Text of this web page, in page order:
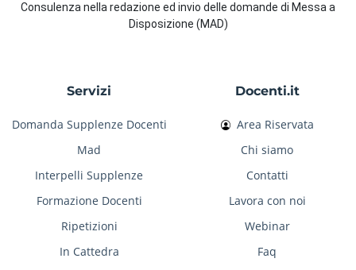
Consulenza nella redazione ed invio delle domande di Messa a
Disposizione (MAD)
Servizi
Domanda Supplenze Docenti
Mad
Interpelli Supplenze
Formazione Docenti
Ripetizioni
In Cattedra
Docenti.it
Area Riservata
Chi siamo
Contatti
Lavora con noi
Webinar
Faq